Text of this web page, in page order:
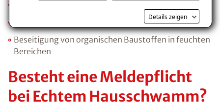
Details zeigen
Beseitigung von organischen Baustoffen in feuchten
Bereichen
Besteht eine Meldepflicht
bei Echtem Hausschwamm?